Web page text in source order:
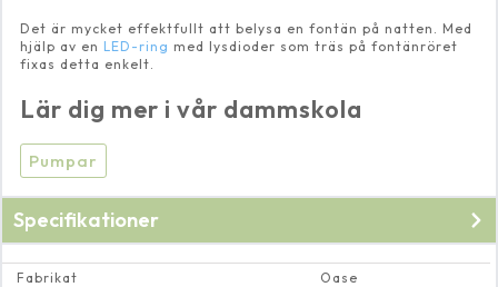
Det är mycket effektfullt att belysa en fontän på natten. Med
hjälp av en LED-ring med lysdioder som träs på fontänröret
fixas detta enkelt.
Lär dig mer i vår dammskola
Pumpar
Specifikationer
Fabrikat
Oase